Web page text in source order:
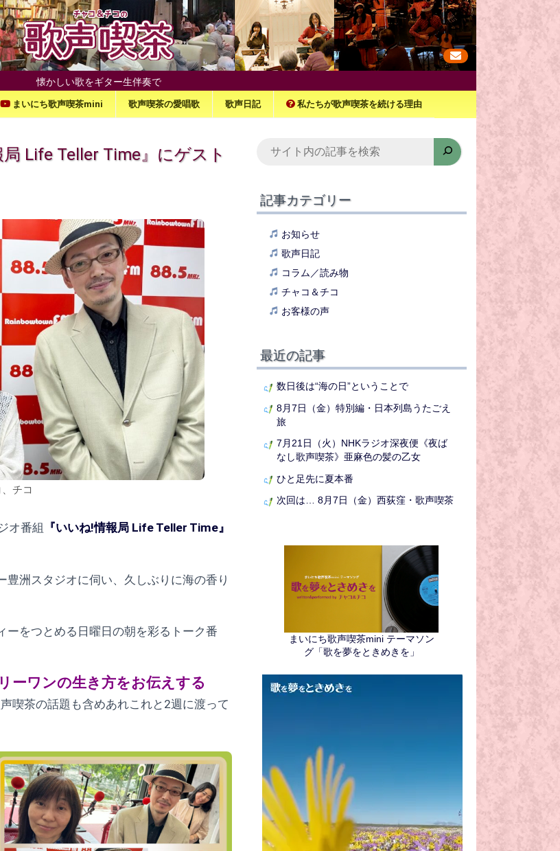
懐かしい歌をギター生伴奏で
まいにち歌声喫茶mini 歌声喫茶の愛唱歌 歌声日記 私たちが歌声喫茶を続ける理由
Life Teller Time』にゲスト
チコ
オ番組 『いいね!情報局 Life Teller Time』
洲スタジオに伺い、久しぶりに海の香り
ーをつとめる日曜日の朝を彩るトーク番
ーワンの生き方をお伝えする
喫茶の話題も含めあれこれと2週に渡って
記事カテゴリー
お知らせ
歌声日記
コラム／読み物
チャコ＆チコ
お客様の声
最近の記事
数日後は“海の日”ということで
8月7日（金）特別編・日本列島うたごえ
旅
7月21日（火）NHKラジオ深夜便《夜ば
なし歌声喫茶》亜麻色の髪の乙女
ひと足先に夏本番
次回は… 8月7日（金）西荻窪・歌声喫茶
まいにち歌声喫茶mini テーマソン
グ「歌を夢をときめきを」